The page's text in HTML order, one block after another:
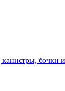
бочки и